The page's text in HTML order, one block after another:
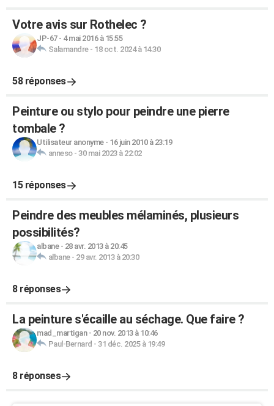
Votre avis sur Rothelec ?
JP-67- 4 mai 2016 à 15:55
Salamandre- 18 oct. 2024 à 14:30
58 réponses
Peinture ou stylo pour peindre une pierre
tombale ?
Utilisateur anonyme- 16 juin 2010 à 23:19
anneso- 30 mai 2023 à 22:02
15 réponses
Peindre des meubles mélaminés, plusieurs
possibilités?
albane- 28 avr. 2013 à 20:45
albane- 29 avr. 2013 à 20:30
8 réponses
La peinture s'écaille au séchage. Que faire ?
mad_martigan- 20 nov. 2013 à 10:46
Paul-Bernard - 31 déc. 2025 à 19:49
8 réponses